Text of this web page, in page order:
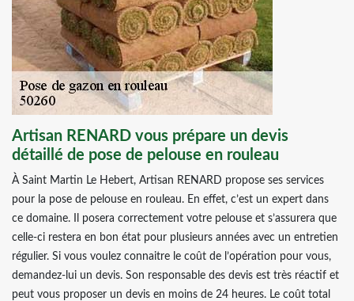
Artisan RENARD vous prépare un devis
détaillé de pose de pelouse en rouleau
À Saint Martin Le Hebert, Artisan RENARD propose ses services
pour la pose de pelouse en rouleau. En effet, c’est un expert dans
ce domaine. Il posera correctement votre pelouse et s’assurera que
celle-ci restera en bon état pour plusieurs années avec un entretien
régulier. Si vous voulez connaitre le coût de l’opération pour vous,
demandez-lui un devis. Son responsable des devis est très réactif et
peut vous proposer un devis en moins de 24 heures. Le coût total